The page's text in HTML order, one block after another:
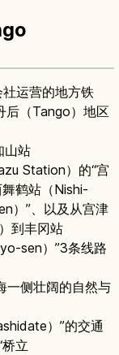
运营的地方铁
后（Tango）地区
山站
Station）的“宫
鹤站（Nishi-
）”、以及从宫津
到丰冈站
sen）”3条线路
一侧壮阔的自然与
）”的交通
立